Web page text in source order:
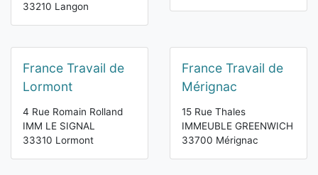
33210 Langon
France Travail de
Lormont
4 Rue Romain Rolland
IMM LE SIGNAL
33310 Lormont
France Travail de
Mérignac
15 Rue Thales
IMMEUBLE GREENWICH
33700 Mérignac